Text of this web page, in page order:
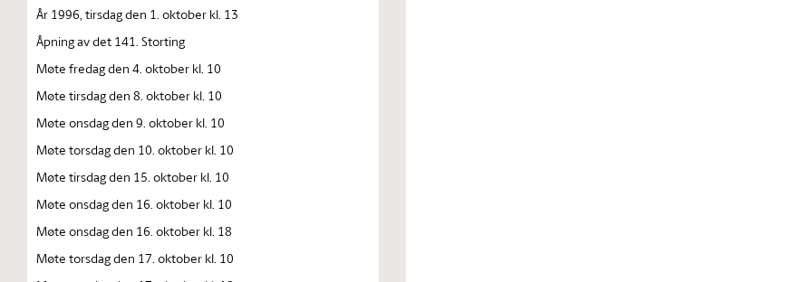
År 1996, tirsdag den 1. oktober kl. 13
Åpning av det 141. Storting
Møte fredag den 4. oktober kl. 10
Møte tirsdag den 8. oktober kl. 10
Møte onsdag den 9. oktober kl. 10
Møte torsdag den 10. oktober kl. 10
Møte tirsdag den 15. oktober kl. 10
Møte onsdag den 16. oktober kl. 10
Møte onsdag den 16. oktober kl. 18
Møte torsdag den 17. oktober kl. 10